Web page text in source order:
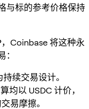
与标的参考价格保持
，Coinbase 将这种永
续交易设计。
均以 USDC 计价，
易摩擦。